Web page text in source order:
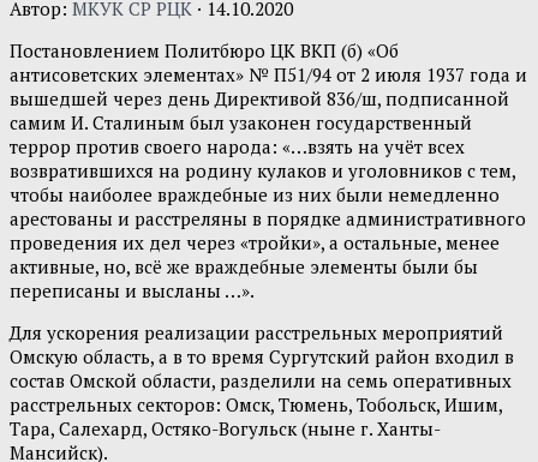
Автор: МКУК СР РЦК · 14.10.2020
Постановлением Политбюро ЦК ВКП (б) «Об
антисоветских элементах» № П51/94 от 2 июля 1937 года и
вышедшей через день Директивой 836/ш, подписанной
самим И. Сталиным был узаконен государственный
террор против своего народа: «…взять на учёт всех
возвратившихся на родину кулаков и уголовников с тем,
чтобы наиболее враждебные из них были немедленно
арестованы и расстреляны в порядке административного
проведения их дел через «тройки», а остальные, менее
активные, но, всё же враждебные элементы были бы
переписаны и высланы …».
Для ускорения реализации расстрельных мероприятий
Омскую область, а в то время Сургутский район входил в
состав Омской области, разделили на семь оперативных
расстрельных секторов: Омск, Тюмень, Тобольск, Ишим,
Тара, Салехард, Остяко-Вогульск (ныне г. Ханты-
Мансийск).